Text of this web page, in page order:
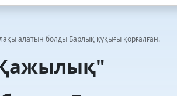
алатын болды Барлық құқығы қорғалған.